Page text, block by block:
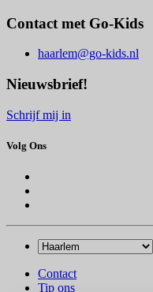
Contact met Go-Kids
haarlem@go-kids.nl
Nieuwsbrief!
Schrijf mij in
Volg Ons
Contact
Tip ons